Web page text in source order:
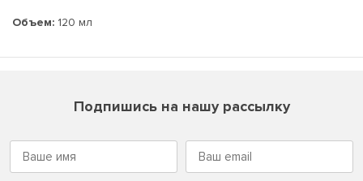
Объем: 120 мл
Подпишись на нашу рассылку